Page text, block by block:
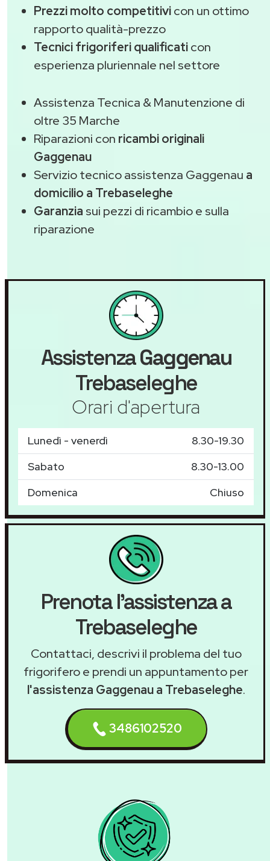
Prezzi molto competitivicon un ottimo
rapporto qualità-prezzo
Tecnici frigoriferi qualificaticon
esperienza pluriennale nel settore
Assistenza Tecnica & Manutenzione di
oltre 35 Marche
Riparazioni con ricambi originali
Gaggenau
Servizio tecnico assistenza Gaggenau a
domicilio a Trebaseleghe
Garanzia sui pezzi di ricambio e sulla
riparazione
AssistenzaGaggenau
Trebaseleghe
Orari d'apertura
Lunedì - venerdì
8.30-19.30
Sabato
8.30-13.00
Domenica
Chiuso
Prenota l'assistenza a
Trebaseleghe
Contattaci, descrivi il problema del tuo
frigorifero e prendi un appuntamento per
l'assistenza Gaggenau a Trebaseleghe.
3486102520